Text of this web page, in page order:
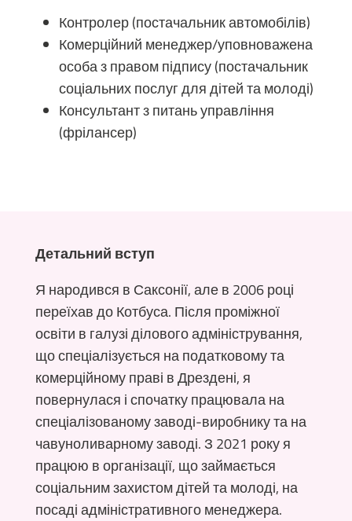
Контролер (постачальник автомобілів)
Комерційний менеджер/уповноважена
особа з правом підпису (постачальник
соціальних послуг для дітей та молоді)
Консультант з питань управління
(фрілансер)
Детальний вступ
Я народився в Саксонії, але в 2006 році
переїхав до Котбуса. Після проміжної
освіти в галузі ділового адміністрування,
що спеціалізується на податковому та
комерційному праві в Дрездені, я
повернулася і спочатку працювала на
спеціалізованому заводі-виробнику та на
чавуноливарному заводі. З 2021 року я
працюю в організації, що займається
соціальним захистом дітей та молоді, на
посаді адміністративного менеджера.